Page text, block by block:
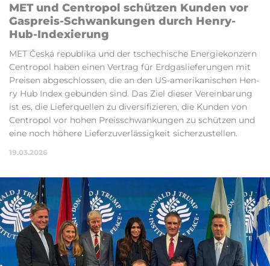
MET und Cen­tro­pol schüt­zen Kun­den vor
Gas­preis-Schwan­kun­gen durch Hen­ry-
Hub-In­de­xie­rung
MET Česká re­pu­bli­ka und der tsche­chi­sche Ener­gie­kon­zern
Cen­tro­pol ha­ben ei­nen Ver­trag für Erd­gas­lie­fe­run­gen mit
Prei­sen ab­ge­schlos­sen, die an den US-ame­ri­ka­ni­schen Hen­
ry Hub In­dex ge­bun­den sin­d. Das Ziel die­ser Ver­ein­ba­rung
ist es, die Lie­fer­quel­len zu di­ver­si­fi­zie­ren, die Kun­den von
Cen­tro­pol vor ho­hen Preis­schwan­kun­gen zu schüt­zen und
ei­ne noch hö­he­re Lie­fer­zu­ver­läs­sig­keit si­cher­zu­stel­len.
19.03.2026